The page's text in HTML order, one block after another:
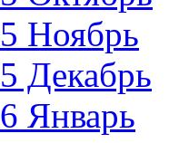
Ноябрь
Декабрь
Январь